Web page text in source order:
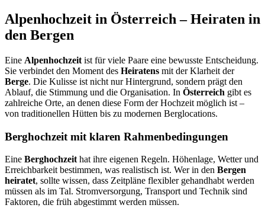
Alpenhochzeit in Österreich – Heiraten in
den Bergen
Eine Alpenhochzeit ist für viele Paare eine bewusste Entscheidung.
Sie verbindet den Moment des Heiratens mit der Klarheit der
Berge. Die Kulisse ist nicht nur Hintergrund, sondern prägt den
Ablauf, die Stimmung und die Organisation. In Österreich gibt es
zahlreiche Orte, an denen diese Form der Hochzeit möglich ist –
von traditionellen Hütten bis zu modernen Berglocations.
Berghochzeit mit klaren Rahmenbedingungen
Eine Berghochzeithat ihre eigenen Regeln. Höhenlage, Wetter und
Erreichbarkeit bestimmen, was realistisch ist. Wer in den Bergen
heiratet, sollte wissen, dass Zeitpläne flexibler gehandhabt werden
müssen als im Tal. Stromversorgung, Transport und Technik sind
Faktoren, die früh abgestimmt werden müssen.